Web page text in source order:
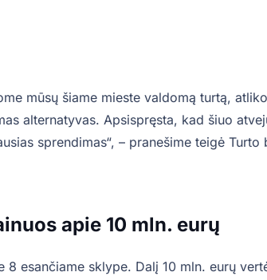
mūsų šiame mieste valdomą turtą,
alternatyvas. Apsispręsta, kad šiuo
sprendimas“, – pranešime teigė Turto
apie 10 mln. eurų
esančiame sklype. Dalį 10 mln. eurų